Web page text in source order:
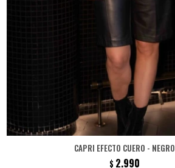
CAPRI EFECTO CUERO - NEGRO
$ 2.990